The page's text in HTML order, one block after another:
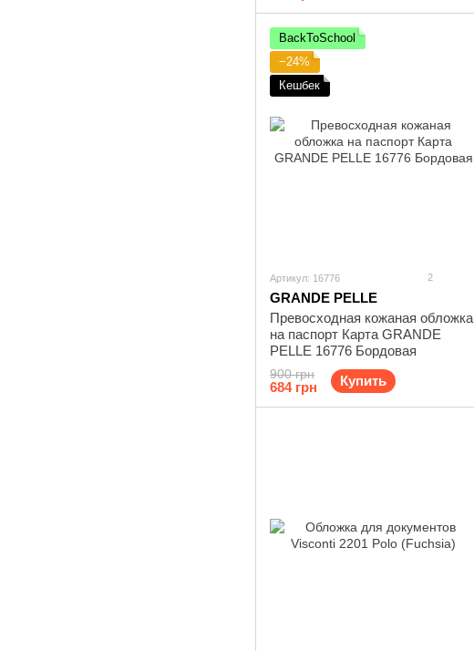
BackToSchool
−24%
Кешбек
Артикул: 16776 2
GRANDE PELLE
Превосходная кожаная обложка
на паспорт Карта GRANDE
PELLE 16776 Бордовая
900 грн
684 грн Купить